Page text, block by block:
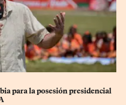
para la posesión presidencial